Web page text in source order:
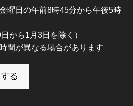
曜日の午前8時45分から午後5時
から1月3日を除く）
間が異なる場合があります